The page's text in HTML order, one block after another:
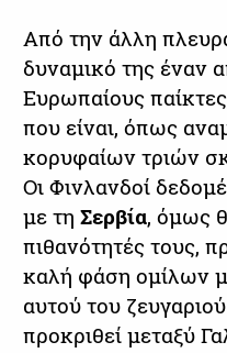
Από την άλλη
δυναμικό της έναν
Ευρωπαίους
που είναι, όπως
κορυφαίων τριών
Οι Φινλανδοί
με τη Σερβία, όμως
πιθανότητές τους,
καλή φάση ομίλων
αυτού του
προκριθεί μεταξύ